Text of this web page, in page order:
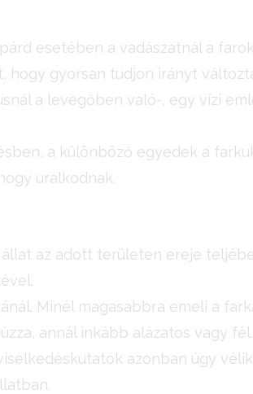
esetében a vadászatnál a
hogy gyorsan tudjon irányt
a levegőben való-, egy vízi
a különböző egyedek a
uralkodnak.
az adott területen ereje
Minél magasabbra emeli a
annál inkább alázatos vagy
azonban úgy